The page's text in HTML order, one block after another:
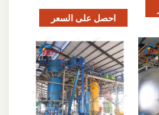
احصل على السعر